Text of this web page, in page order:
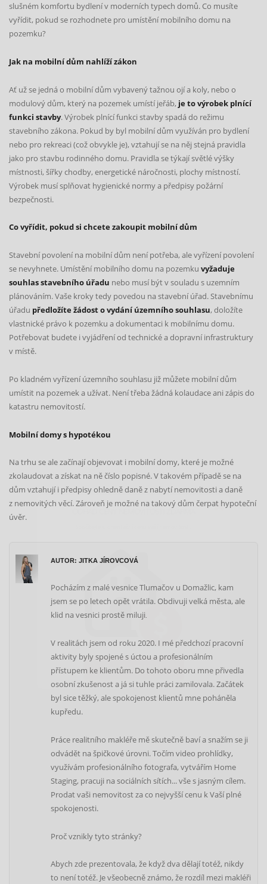
slušném komfortu bydlení v moderních typech domů. Co musíte
vyřídit, pokud se rozhodnete pro umístění mobilního domu na
pozemku?
Jak na mobilní dům nahlíží zákon
Ať už se jedná o mobilní dům vybavený tažnou ojí a koly, nebo o
modulový dům, který na pozemek umístí jeřáb, je to výrobek plnící
funkci stavby. Výrobek plnící funkci stavby spadá do režimu
stavebního zákona. Pokud by byl mobilní dům využíván pro bydlení
nebo pro rekreaci (což obvykle je), vztahují se na něj stejná pravidla
jako pro stavbu rodinného domu. Pravidla se týkají světlé výšky
místnosti, šířky chodby, energetické náročnosti, plochy místností.
Výrobek musí splňovat hygienické normy a předpisy požární
bezpečnosti.
Co vyřídit, pokud si chcete zakoupit mobilní dům
Stavební povolení na mobilní dům není potřeba, ale vyřízení povolení
se nevyhnete. Umístění mobilního domu na pozemku vyžaduje
souhlas stavebního úřadu nebo musí být v souladu s uzemním
plánováním. Vaše kroky tedy povedou na stavební úřad. Stavebnímu
úřadu předložíte žádost o vydání územního souhlasu, doložíte
vlastnické právo k pozemku a dokumentaci k mobilnímu domu.
Potřebovat budete i vyjádření od technické a dopravní infrastruktury
v místě.
Po kladném vyřízení územního souhlasu již můžete mobilní dům
umístit na pozemek a užívat. Není třeba žádná kolaudace ani zápis do
katastru nemovitostí.
Mobilní domy s hypotékou
Na trhu se ale začínají objevovat i mobilní domy, které je možné
zkolaudovat a získat na ně číslo popisné. V takovém případě se na
dům vztahují i předpisy ohledně daně z nabytí nemovitosti a daně
z nemovitých věcí. Zároveň je možné na takový dům čerpat hypoteční
úvěr.
AUTOR: JITKA JÍROVCOVÁ
Pocházím z malé vesnice Tlumačov u Domažlic, kam
jsem se po letech opět vrátila. Obdivuji velká města, ale
klid na vesnici prostě miluji.
V realitách jsem od roku 2020. I mé předchozí pracovní
aktivity byly spojené s úctou a profesionálním
přístupem ke klientům. Do tohoto oboru mne přivedla
osobní zkušenost a já si tuhle práci zamilovala. Začátek
byl sice těžký, ale spokojenost klientů mne poháněla
kupředu.
Práce realitního makléře mě skutečně baví a snažím se ji
odvádět na špičkové úrovni. Točím video prohlídky,
využívám profesionálního fotografa, vytvářím Home
Staging, pracuji na sociálních sítích... vše s jasným cílem.
Prodat vaši nemovitost za co nejvyšší cenu k Vaší plné
spokojenosti.
Proč vznikly tyto stránky?
Abych zde prezentovala, že když dva dělají totéž, nikdy
to není totéž. Je všeobecně známo, že rozdíl mezi makléři
ODHAD CENY NEMOVITOSTI ZDARMA
Spočítejte si orientační cenu vaší nemovitosti.
Spočítat ZDARMA